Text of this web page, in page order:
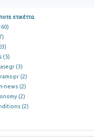
ετικέττα
(5)
(3)
pr (2)
news (2)
(2)
(2)